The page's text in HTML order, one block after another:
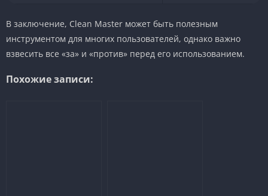
В заключение, Clean Master может быть полезным
инструментом для многих пользователей, однако важно
взвесить все «за» и «против» перед его использованием.
Похожие записи: